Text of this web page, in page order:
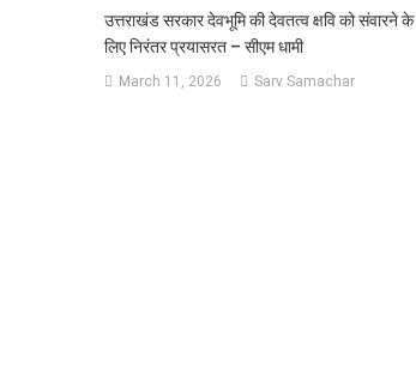
उत्तराखंड सरकार देवभूमि की देवतत्व क्षवि को संवारने के
लिए निरंतर प्रयासरत – सीएम धामी
March 11, 2026 Sarv Samachar